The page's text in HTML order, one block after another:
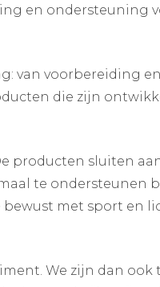
en ondersteuning
van voorbereiding
die zijn
producten sluiten
te ondersteunen
bewust met sport en
We zijn dan ook